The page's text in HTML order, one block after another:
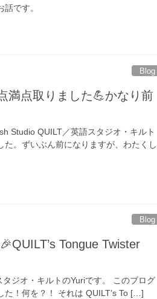
です。
Blog
満点取りました💪かなり前
Studio QUILT／英語スタジオ・キルト
。ずいぶん前になりますが、わたくし
Blog
Tongue Twister
ジオ・キルトのYuriです。 このブログ
た！何を？！ それは QUILT’s To […]